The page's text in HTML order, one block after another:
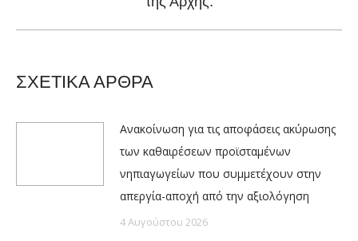
ΣΧΕΤΙΚΑ ΑΡΘΡΑ
Ανακοίνωση για τις αποφάσεις ακύρωσης
των καθαιρέσεων προϊσταμένων
νηπιαγωγείων που συμμετέχουν στην
απεργία-αποχή από την αξιολόγηση
4 Αυγούστου 2026